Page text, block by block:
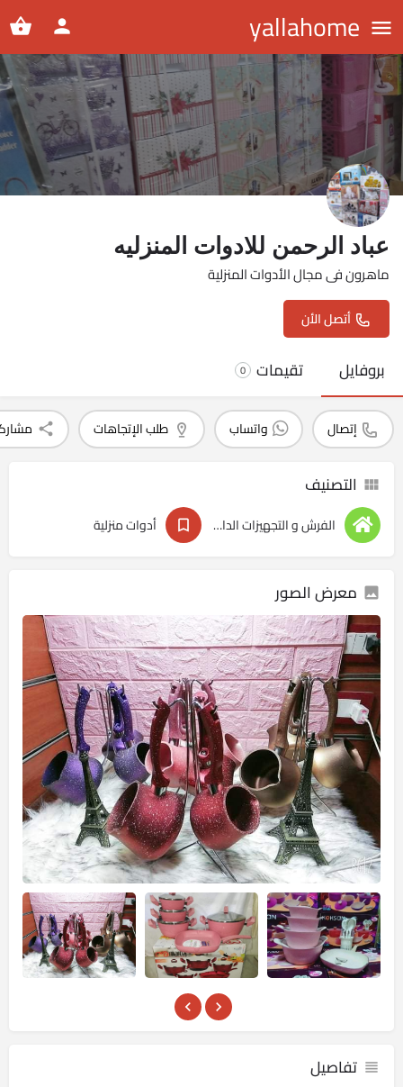
yallahome
عباد الرحمن للادوات المنزليه
ماهرون فى مجال الأدوات المنزلية
أتصل الأن
بروفايل تقيمات 0
إتصال واتساب طلب الإتجاهات
التصنيف
الفرش و التجهيزات الداخليه أدوات منزلية
معرض الصور
تفاصيل